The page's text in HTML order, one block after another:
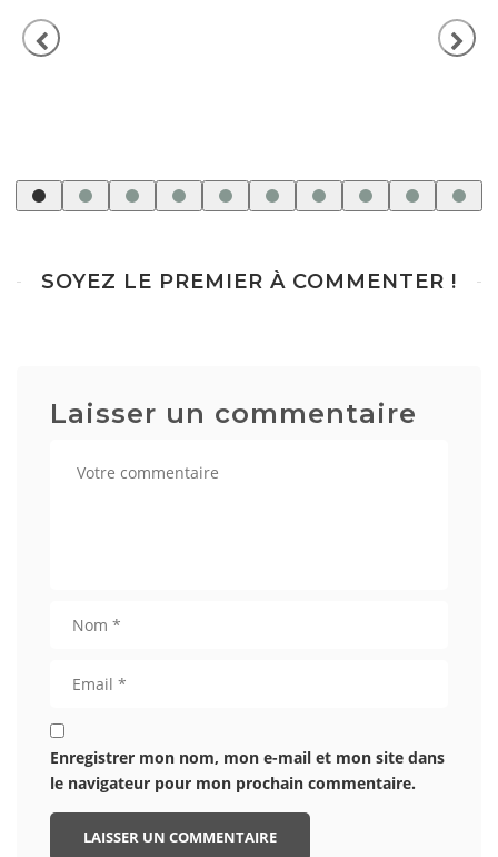
SOYEZ LE PREMIER À COMMENTER !
Laisser un commentaire
Enregistrer mon nom, mon e-mail et mon site dans
le navigateur pour mon prochain commentaire.